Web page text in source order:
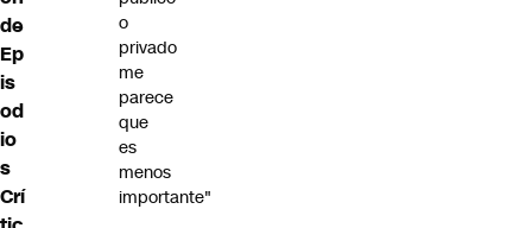
de
Ep
is
od
io
s
Crí
o
privado
me
parece
que
es
menos
importante"